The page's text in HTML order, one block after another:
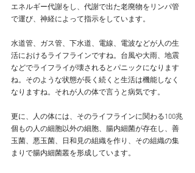
エネルギー代謝をし、代謝で出た老廃物をリンパ管
で運び、神経によって指示をしています。
水道管、ガス管、下水道、電線、電波などが人の生
活におけるライフラインですね。台風や大雨、地震
などでライフライが壊されるとパニックになります
ね。そのような状態が長く続くと生活は機能しなく
なりますね。それが人の体で言うと病気です。
更に、人の体には、そのライフラインに関わる100兆
個もの人の細胞以外の細胞、腸内細菌が存在し、善
玉菌、悪玉菌、日和見の組織を作り、その組織の集
まりで腸内細菌叢を形成しています。